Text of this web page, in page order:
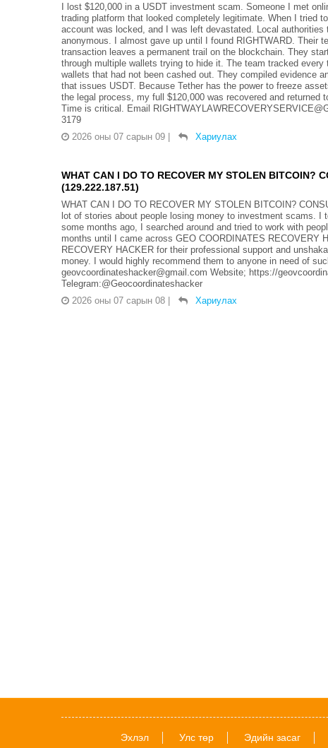
I lost $120,000 in a USDT investment scam. Someone I met
trading platform that looked completely legitimate. When I tried
account was locked, and I was left devastated. Local
anonymous. I almost gave up until I found RIGHTWARD. Their
transaction leaves a permanent trail on the blockchain. They
through multiple wallets trying to hide it. The team tracked
wallets that had not been cashed out. They compiled evidence
that issues USDT. Because Tether has the power to freeze
the legal process, my full $120,000 was recovered and
Time is critical. Email
3179
2026 оны 07 сарын 09
Хариулах
WHAT CAN I DO TO RECOVER MY STOLEN BITCOIN?
(129.222.187.51)
WHAT CAN I DO TO RECOVER MY STOLEN BITCOIN?
lot of stories about people losing money to investment scams.
some months ago, I searched around and tried to work with
months until I came across GEO COORDINATES RECOVERY
RECOVERY HACKER for their professional support and
money. I would highly recommend them to anyone in need of
geovcoordinateshacker@gmail.com Website; https://
Telegram:@Geocoordinateshacker
2026 оны 07 сарын 08
Хариулах
Эхлэл Улс төр Эдийн засаг